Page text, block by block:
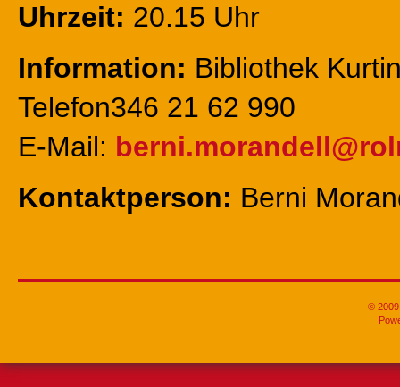
Uhrzeit: 20.15 Uhr
Information: Bibliothek
Telefon346 21 62 990
E-Mail:
Kontaktperson: Berni
©